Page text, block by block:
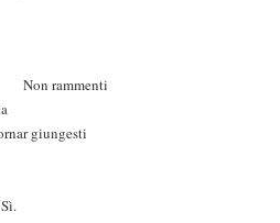
giungesti